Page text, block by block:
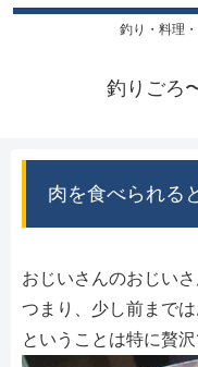
釣り・料理
釣りごろ
肉を食べられる
おじいさんのおじいさ
つまり、少し前まで
ということは特に贅沢